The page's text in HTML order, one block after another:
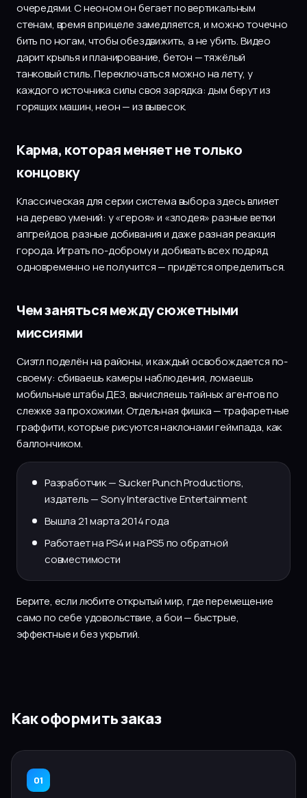
очередями. С неоном он бегает по вертикальным
стенам, время в прицеле замедляется, и можно точечно
бить по ногам, чтобы обездвижить, а не убить. Видео
дарит крылья и планирование, бетон — тяжёлый
танковый стиль. Переключаться можно на лету, у
каждого источника силы своя зарядка: дым берут из
горящих машин, неон — из вывесок.
Карма, которая меняет не только
концовку
Классическая для серии система выбора здесь влияет
на дерево умений: у «героя» и «злодея» разные ветки
апгрейдов, разные добивания и даже разная реакция
города. Играть по-доброму и добивать всех подряд
одновременно не получится — придётся определиться.
Чем заняться между сюжетными
миссиями
Сиэтл поделён на районы, и каждый освобождается по-
своему: сбиваешь камеры наблюдения, ломаешь
мобильные штабы ДЕЗ, вычисляешь тайных агентов по
слежке за прохожими. Отдельная фишка — трафаретные
граффити, которые рисуются наклонами геймпада, как
баллончиком.
Разработчик — Sucker Punch Productions,
издатель — Sony Interactive Entertainment
Вышла 21 марта 2014 года
Работает на PS4 и на PS5 по обратной
совместимости
Берите, если любите открытый мир, где перемещение
само по себе удовольствие, а бои — быстрые,
эффектные и без укрытий.
Как оформить заказ
01